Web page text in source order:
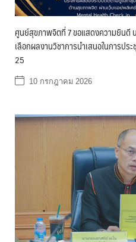
ศูนย์สุขภาพจิตที่ 7 ขอแสดงความยินดี
เลือกผลงานวิชาการนำเสนอในการป
25
10 กรกฎาคม 2026